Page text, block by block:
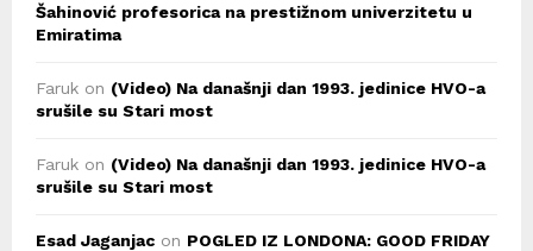
Šahinović profesorica na prestižnom univerzitetu u
Emiratima
Faruk on (Video) Na današnji dan 1993. jedinice HVO-a
srušile su Stari most
Faruk on (Video) Na današnji dan 1993. jedinice HVO-a
srušile su Stari most
Esad Jaganjac on POGLED IZ LONDONA: GOOD FRIDAY